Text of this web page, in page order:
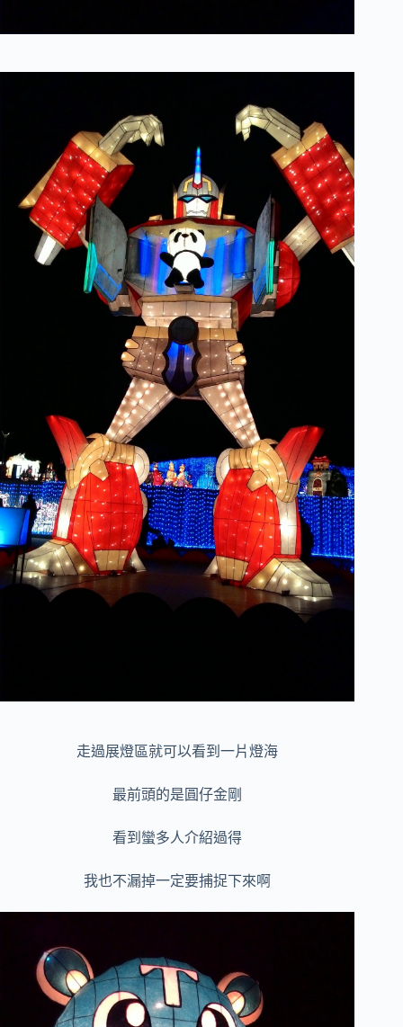
走過展燈區就可以看到一片燈海
最前頭的是圓仔金剛
看到蠻多人介紹過得
我也不漏掉一定要捕捉下來啊